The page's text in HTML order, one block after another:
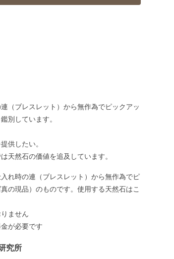
（ブレスレット）から無作為でピックアッ
別しています。
供したい。
天然石の価値を追及しています。
れ時の連（ブレスレット）から無作為でピ
の現品）のものです。使用する天然石はこ
ません
が必要です
究所